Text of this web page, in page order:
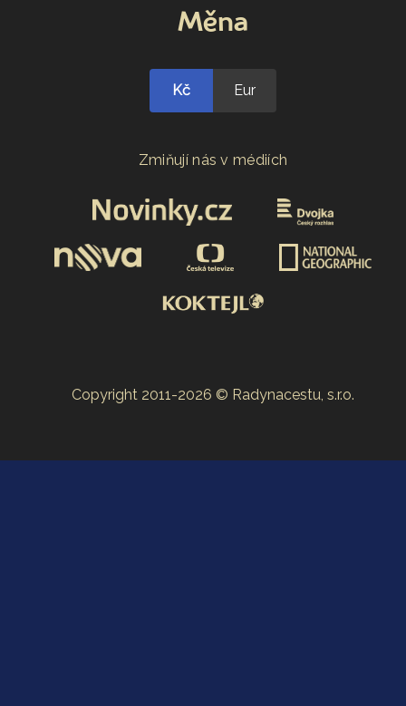
Měna
Kč Eur
Zmiňují nás v médiích
Copyright 2011-2026 © Radynacestu, s.r.o.